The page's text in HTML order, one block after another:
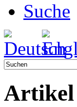
Suche
Artikel